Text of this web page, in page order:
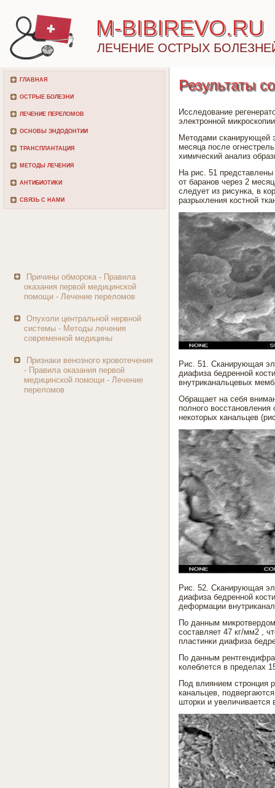
M-BIBIREVO.RU
ЛЕЧЕНИЕ ОСТРЫХ
ГЛАВНАЯ
ОСТРЫЕ БОЛЕЗНИ
ЛЕЧЕНИЕ ПЕРЕЛОМОВ
ОСНОВЫ ЭНДОДОНТИИ
ТРАНСПЛАНТАЦИЯ
МЕТОДЫ ЛЕЧЕНИЯ
АНТИБИОТИКИ
СВЯЗЬ С НАМИ
Причины обморока - Правила
оказания первой медицинской
помощи - Лечение переломов
Опухоли центральной нервной
системы - Методы лечения
современной медицины
Признаки венозного кровотечения
- Правила оказания первой
медицинской помощи - Лечение
переломов
Результаты
Исследование
электронной микроскопии
Методами сканирующей
месяца после
химический анализ
На рис. 51
от баранов через 2
следует из рисунка, в
разрыхления костной
Рис. 51. Сканирующая
диафиза бедренной
внутриканальцевых
Обращает на себя
полного
некоторых канальцев
Рис. 52. Сканирующая
диафиза бедренной
деформации
По данным
составляет 47 кг/мм2 ,
пластинки диафиза
По данным
колеблется в пределах
Под влиянием стронция
канальцев,
шторки и увеличивается